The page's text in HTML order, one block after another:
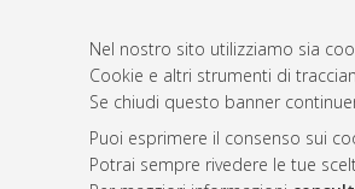
Nel nostro sito utilizziamo sia
Cookie e altri strumenti di
Se chiudi questo banner
Puoi esprimere il consenso sui
Potrai sempre rivedere le tue
© ALMA MATER